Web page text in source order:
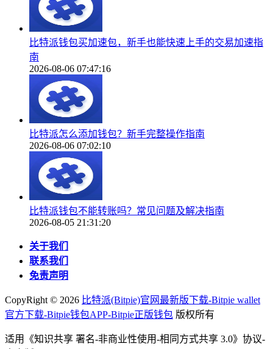
比特派钱包买加速包，新手也能快速上手的交易加速指
南
2026-08-06 07:47:16
比特派怎么添加钱包？新手完整操作指南
2026-08-06 07:02:10
比特派钱包不能转账吗？常见问题及解决指南
2026-08-05 21:31:20
关于我们
联系我们
免责声明
CopyRight © 2026 比特派(Bitpie)官网最新版下载-Bitpie wallet
官方下载-Bitpie钱包APP-Bitpie正版钱包 版权所有
适用《知识共享 署名-非商业性使用-相同方式共享 3.0》协议-